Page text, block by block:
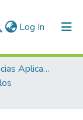
Log In (current)
Escuela de Ciencias Aplicadas e Ingeniería